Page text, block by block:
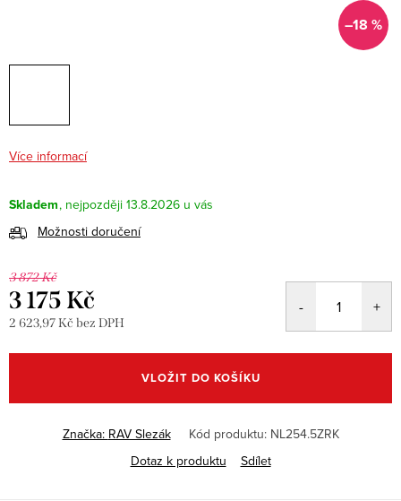
–18 %
Více informací
Skladem
13.8.2026
Možnosti doručení
3 872 Kč
3 175 Kč
2 623,97 Kč bez DPH
cena:
VLOŽIT DO KOŠÍKU
Značka: RAV Slezák Kód produktu: NL254.5ZRK
Dotaz k produktu
Sdílet